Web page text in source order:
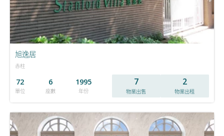
旭逸居
赤柱
72
單位
6
座數
1995
年份
7
物業出售
2
物業出租